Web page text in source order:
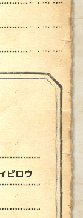
ピロウ